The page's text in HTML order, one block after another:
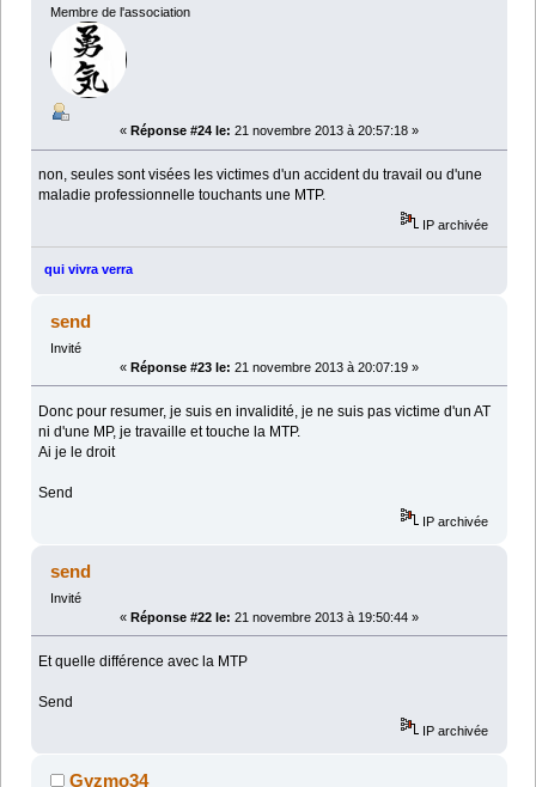
Membre de l'association
« Réponse #24 le: 21 novembre 2013 à 20:57:18 »
non, seules sont visées les victimes d'un accident du travail ou d'une
maladie professionnelle touchants une MTP.
IP archivée
qui vivra verra
send
Invité
« Réponse #23 le: 21 novembre 2013 à 20:07:19 »
Donc pour resumer, je suis en invalidité, je ne suis pas victime d'un AT
ni d'une MP, je travaille et touche la MTP.
Ai je le droit
Send
IP archivée
send
Invité
« Réponse #22 le: 21 novembre 2013 à 19:50:44 »
Et quelle différence avec la MTP
Send
IP archivée
Gyzmo34